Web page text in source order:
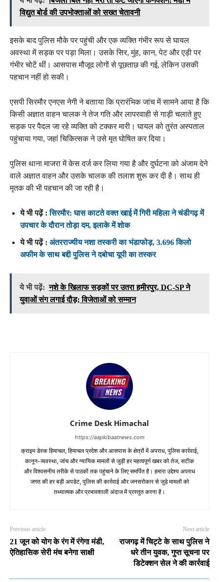
विद्युत बोर्ड की उपभोक्ताओं को सख्त चेतावनी
इसके बाद पुलिस मौके पर पहुंची और एक व्यक्ति गंभीर रूप से घायल
अवस्था में सड़क पर पड़ा मिला। उसके सिर, मुंह, कान, पेट और एड़ी पर
गंभीर चोटें थीं। आसपास मौजूद लोगों से पूछताछ की गई, लेकिन उसकी
पहचान नहीं हो सकी।
एसपी सिरमौर एनएस नेगी ने बतााया कि प्रारंभिक जांच में सामने आया है कि
किसी अज्ञात वाहन चालक ने तेज गति और लापरवाही से गाड़ी चलाते हुए
सड़क पर पैदल जा रहे व्यक्ति को टक्कर मारी। घायल को तुरंत अस्पताल
पहुंचाया गया, जहां चिकित्सक ने उसे मृत घोषित कर दिया।
पुलिस थाना माजरा में केस दर्ज कर लिया गया है और दुर्घटना को अंजाम देने
वाले अज्ञात वाहन और उसके चालक की तलाश शुरू कर दी है। साथ ही
मृतक की भी पहचान की जा रही है।
ये भी पढ़ें :सिरमौर: घास काटते वक्त खाई में गिरी महिला ने चंडीगढ़ में
उपचार के दौरान तोड़ा दम, इलाके में शोक
ये भी पढ़ें : अंतरराज्यीय नशा तस्करी का भंडाफोड़, 3.696 किलो
अफीम के साथ बद्दी पुलिस ने दबोचा यूपी का तस्कर
ये भी पढ़ें: नशे के खिलाफ सड़कों पर उतरा हमीरपुर, DC-SP ने
युवाओं संग लगाई दौड़; विजेताओं को सम्मान
Crime Desk Himachal
https://aapkibaatnews.com
क्राइम डेस्क हिमाचल, हिमाचल प्रदेश और आसपास के क्षेत्रों में अपराध, पुलिस कार्रवाई,
कानून-व्यवस्था, जांच और न्यायिक मामलों से जुड़ी हर महत्वपूर्ण खबर को तेज, सटीक
और विश्वसनीय तरीके से पाठकों तक पहुंचाने के लिए समर्पित है। हमारा उद्देश्य अपराध
जगत की हर बड़ी अपडेट, पुलिस की कार्रवाई और जनसरोकार से जुड़े मामलों को
तथ्यात्मक और प्रभावशाली अंदाज में प्रस्तुत करना है।
Previous article
21 जून को योग के रंग में रंगेगा मंडी,
ऐतिहासिक सेरी मंच बनेगा साक्षी
Next article
राजगढ़ में चिट्टे के साथ पुलिस ने
धरे तीन युवक, गुप्त सूचना पर
डिटेक्शन सेल ने की कार्रवाई